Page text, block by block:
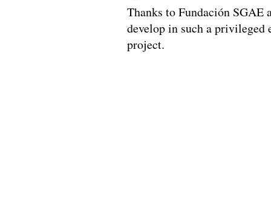
Thanks to Fundación
develop in such a
project.